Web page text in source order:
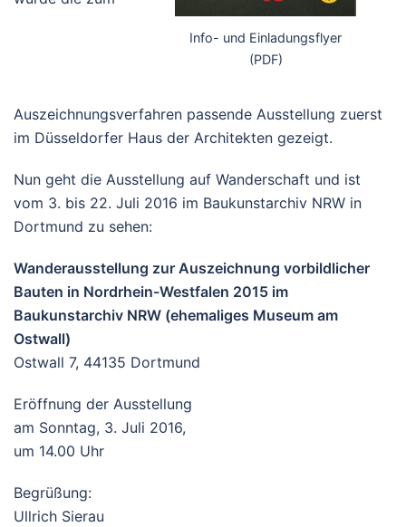
Info- und Einladungsflyer
(PDF)
Auszeichnungsverfahren passende Ausstellung zuerst
im Düsseldorfer Haus der Architekten gezeigt.
Nun geht die Ausstellung auf Wanderschaft und ist
vom 3. bis 22. Juli 2016 im Baukunstarchiv NRW in
Dortmund zu sehen:
Wanderausstellung zur Auszeichnung vorbildlicher
Bauten in Nordrhein-Westfalen 2015 im
Baukunstarchiv NRW (ehemaliges Museum am
Ostwall)
Ostwall 7, 44135 Dortmund
Eröffnung der Ausstellung
am Sonntag, 3. Juli 2016,
um 14.00 Uhr
Begrüßung:
Ullrich Sierau